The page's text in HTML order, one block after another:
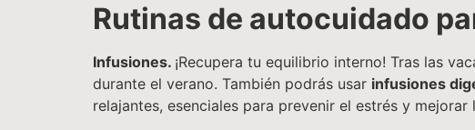
Rutinas de autocuidado
Infusiones. ¡Recupera tu equilibrio interno! Tras las
durante el verano. También podrás usar infusiones
relajantes, esenciales para prevenir el estrés y mejorar